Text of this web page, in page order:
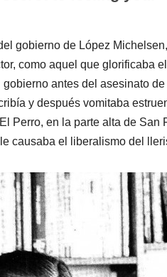
gobierno de López
como aquel que glorificaba
antes del asesinato
y después vomitaba
Perro, en la parte alta de San
causaba el liberalismo del